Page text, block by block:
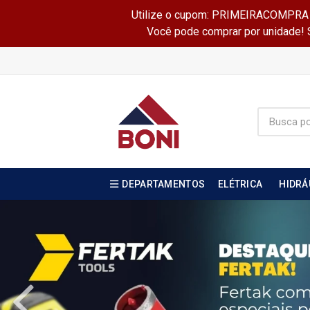
Utilize o cupom:
Você pode comprar por unidade!
DEPARTAMENTOS ELÉTRICA